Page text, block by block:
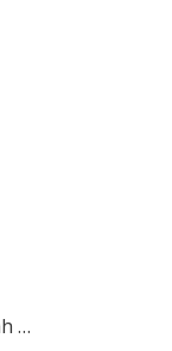
…